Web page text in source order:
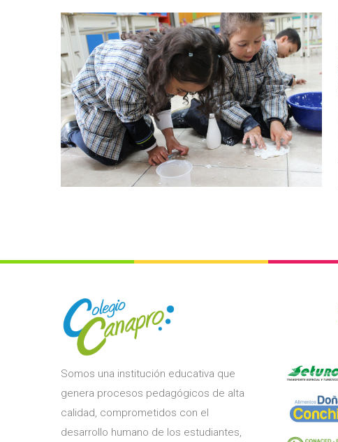
Actividades Escolares 6
Somos una institución educativa que
genera procesos pedagógicos de alta
calidad, comprometidos con el
desarrollo humano de los estudiantes,